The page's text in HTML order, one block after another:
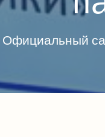
Официальный